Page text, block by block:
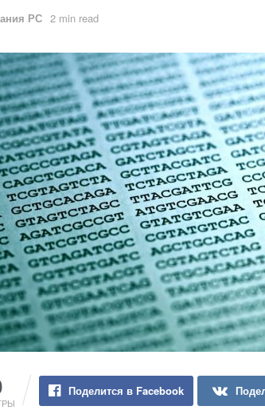
РС 2 min read
Поделится в Facebook